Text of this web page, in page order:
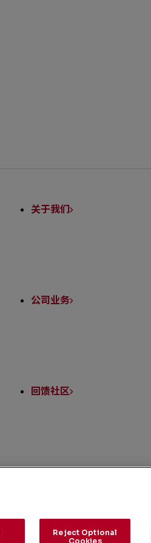
关于我们
公司业务
回馈社区
Reject Optional
Cookies